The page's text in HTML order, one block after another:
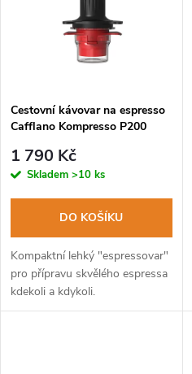
Cestovní kávovar na espresso
Cafflano Kompresso P200
1 790 Kč
Skladem >10 ks
DO KOŠÍKU
Kompaktní lehký "espressovar"
pro přípravu skvělého espressa
kdekoli a kdykoli.